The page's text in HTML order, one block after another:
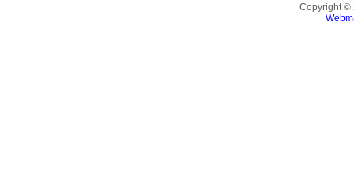
Copyright ©